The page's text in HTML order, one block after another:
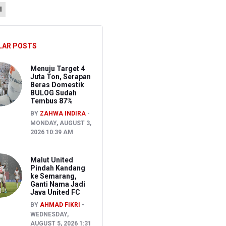
Senjata Api dan Narkoba
POSTS
Menuju Target 4
Juta Ton, Serapan
Beras Domestik
BULOG Sudah
Tembus 87%
BY ZAHWA INDIRA
MONDAY, AUGUST 3,
2026 10:39 AM
Malut United
Pindah Kandang
ke Semarang,
Ganti Nama Jadi
Java United FC
BY AHMAD FIKRI
WEDNESDAY,
AUGUST 5, 2026 1:31